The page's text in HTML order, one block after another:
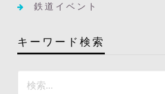
鉄道イベント
キーワード検索